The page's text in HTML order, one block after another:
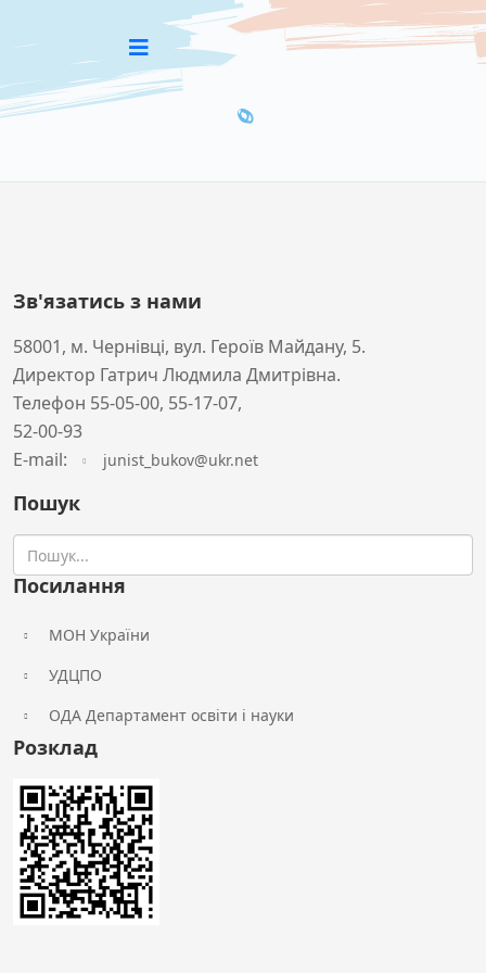
Зв'язатись з нами
58001, м. Чернівці, вул. Героїв Майдану, 5.
Директор Гатрич Людмила Дмитрівна.
Телефон 55-05-00, 55-17-07,
52-00-93
Е-mail:
junist_bukov@ukr.net
Пошук
Посилання
МОН України
УДЦПО
ОДА Департамент освіти і науки
Розклад